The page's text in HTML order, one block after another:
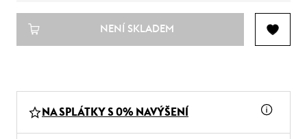
NENÍ SKLADEM
NA SPLÁTKY S 0% NAVÝŠENÍ